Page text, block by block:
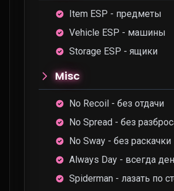
Item ESP - предметы
Vehicle ESP - машины
Storage ESP - ящики
Misc
No Recoil - без отдачи
No Spread - без
No Sway - без раскачки
Always Day - всегда
Spiderman - лазать по